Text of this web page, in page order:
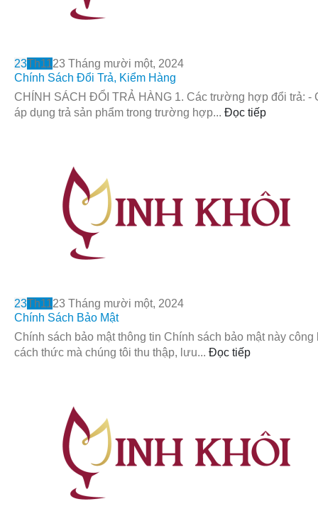
23Th1123 Tháng mười một, 2024
Chính Sách Đổi Trả, Kiểm Hàng
CHÍNH SÁCH ĐỔI TRẢ HÀNG 1. Các trường hợp đổi trả: -
áp dụng trả sản phẩm trong trường hợp... Đọc tiếp
23Th1123 Tháng mười một, 2024
Chính Sách Bảo Mật
Chính sách bảo mật thông tin Chính sách bảo mật này công
cách thức mà chúng tôi thu thập, lưu... Đọc tiếp